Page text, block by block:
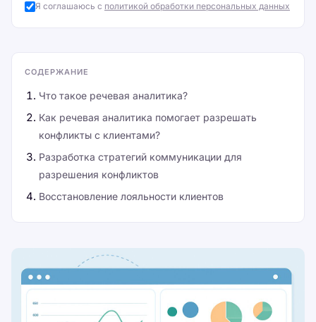
Я соглашаюсь с политикой обработки персональных данных
СОДЕРЖАНИЕ
Что такое речевая аналитика?
Как речевая аналитика помогает разрешать
конфликты с клиентами?
Разработка стратегий коммуникации для
разрешения конфликтов
Восстановление лояльности клиентов